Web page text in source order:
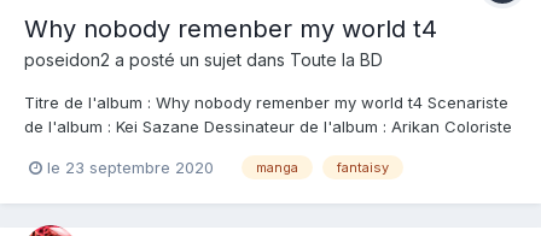
Why nobody remenber my world t4
poseidon2 a posté un sujet dans Toute la BD
Titre de l'album : Why nobody remenber my world t4 Scenariste
de l'album : Kei Sazane Dessinateur de l'album : Arikan Coloriste
Pourquoi personne ne se souvient du monde d'avant ? La
le 23 septembre 2020 manga fantaisy